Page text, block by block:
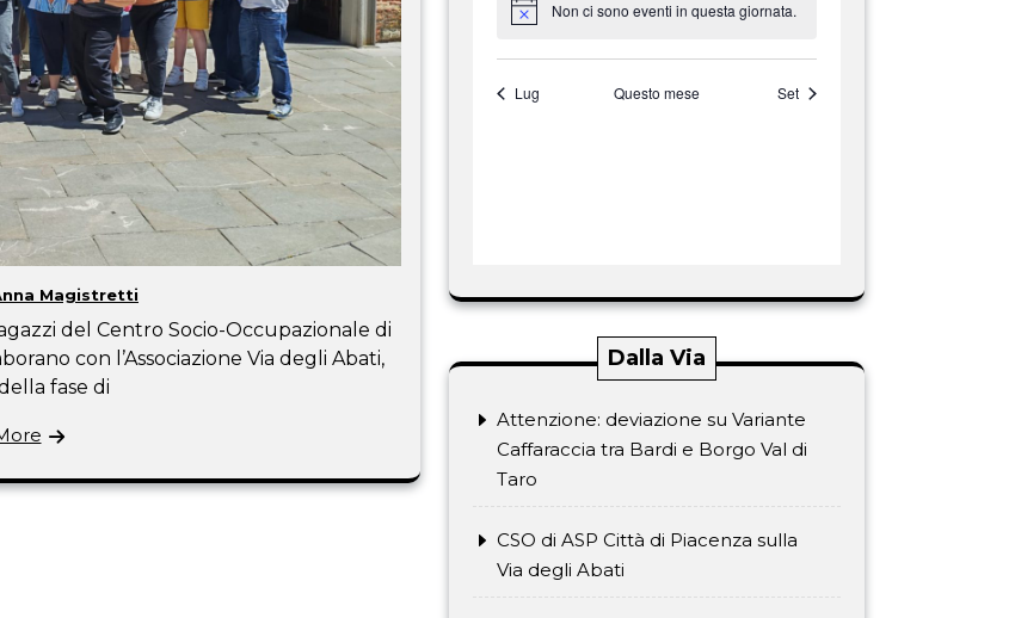
Magistretti
del Centro Socio-Occupazionale di
con l’Associazione Via degli Abati,
fase di
Dalla Via
Attenzione: deviazione su Variante
Caffaraccia tra Bardi e Borgo Val di
Taro
CSO di ASP Città di Piacenza sulla
Via degli Abati